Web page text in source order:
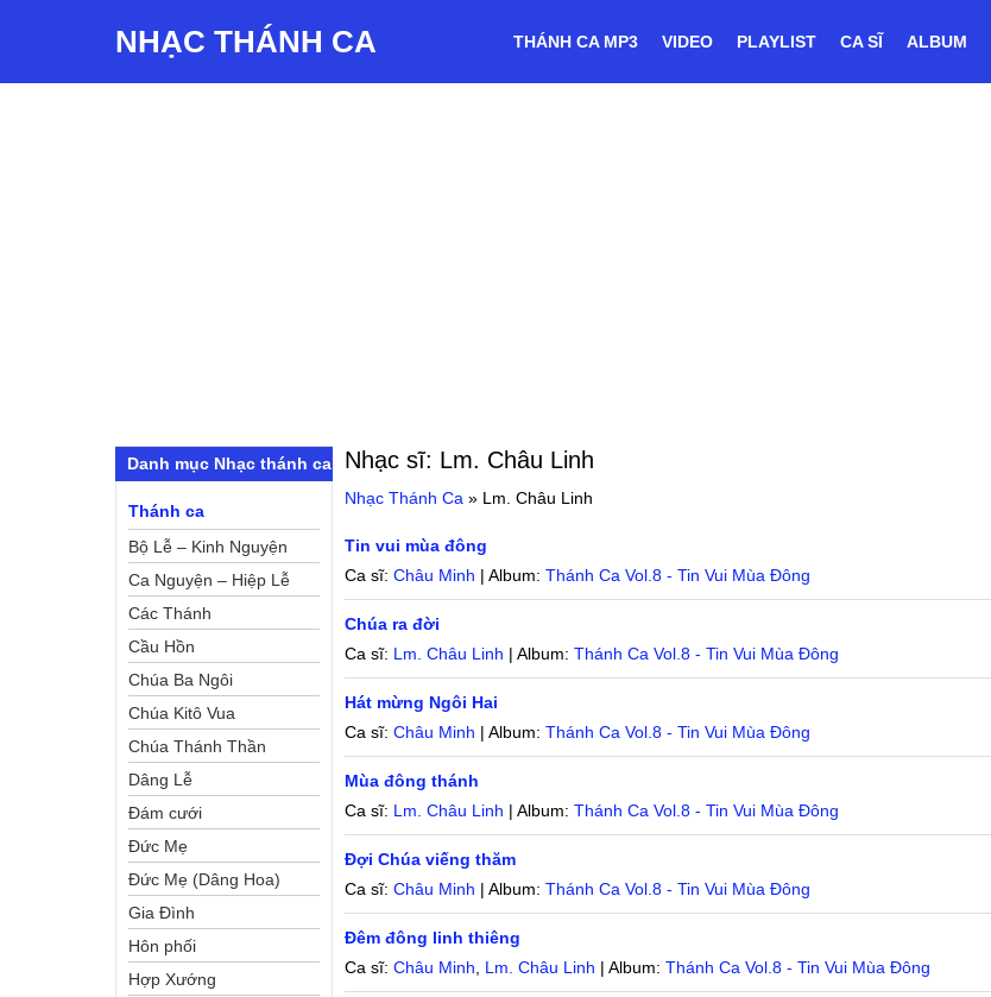
NHẠC THÁNH CA THÁNH CA MP3 VIDEO PLAYLIST CA SĨ ALBUM
Nhạc sĩ: Lm. Châu Linh
Nhạc Thánh Ca » Lm. Châu Linh
Tin vui mùa đông
Ca sĩ:Châu Minh | Album:Thánh Ca Vol.8 - Tin Vui Mùa Đông
Chúa ra đời
Ca sĩ: Lm. Châu Linh | Album:Thánh Ca Vol.8 - Tin Vui Mùa Đông
Hát mừng Ngôi Hai
Ca sĩ:Châu Minh | Album:Thánh Ca Vol.8 - Tin Vui Mùa Đông
Mùa đông thánh
Ca sĩ: Lm. Châu Linh | Album:Thánh Ca Vol.8 - Tin Vui Mùa Đông
Đợi Chúa viếng thăm
Ca sĩ:Châu Minh | Album:Thánh Ca Vol.8 - Tin Vui Mùa Đông
Đêm đông linh thiêng
Ca sĩ:Châu Minh Lm. Châu Linh | Album:Thánh Ca Vol.8 - Tin Vui Mùa Đông
Danh mục Nhạc thánh ca
Thánh ca
Bộ Lễ – Kinh Nguyện
Ca Nguyện – Hiệp Lễ
Các Thánh
Cầu Hồn
Chúa Ba Ngôi
Chúa Kitô Vua
Chúa Thánh Thần
Dâng Lễ
Đám cưới
Đức Mẹ
Đức Mẹ (Dâng Hoa)
Gia Đình
Hôn phối
Hợp Xướng